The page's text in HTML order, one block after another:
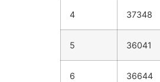
4 37348
5 36041
6 36644